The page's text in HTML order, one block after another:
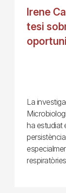
Irene
tesi
La
ha estudiat